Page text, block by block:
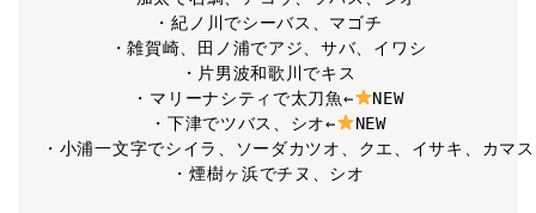
・紀ノ川でシーバス、マゴチ
・雑賀崎、田ノ浦でアジ、サバ、イワシ
・片男波和歌川でキス
・マリーナシティで太刀魚←
NEW
・下津でツバス、シオ←
NEW
・小浦一文字でシイラ、ソーダカツオ、クエ、イサキ、カマス
・煙樹ヶ浜でチヌ、シオ